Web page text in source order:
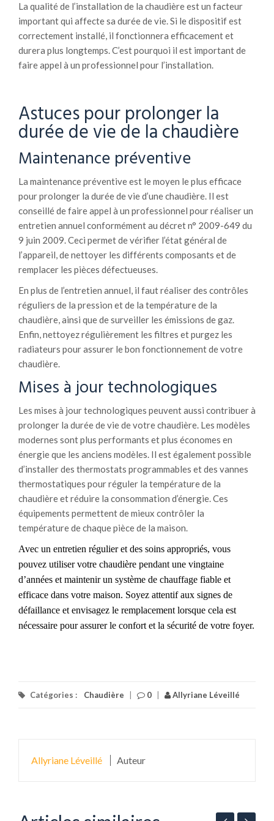
La qualité de l’installation de la chaudière est un facteur
important qui affecte sa durée de vie. Si le dispositif est
correctement installé, il fonctionnera efficacement et
durera plus longtemps. C’est pourquoi il est important de
faire appel à un professionnel pour l’installation.
Astuces pour prolonger la
durée de vie de la chaudière
Maintenance préventive
La maintenance préventive est le moyen le plus efficace
pour prolonger la durée de vie d’une chaudière. Il est
conseillé de faire appel à un professionnel pour réaliser un
entretien annuel conformément au décret n° 2009-649 du
9 juin 2009. Ceci permet de vérifier l’état général de
l’appareil, de nettoyer les différents composants et de
remplacer les pièces défectueuses.
En plus de l’entretien annuel, il faut réaliser des contrôles
réguliers de la pression et de la température de la
chaudière, ainsi que de surveiller les émissions de gaz.
Enfin, nettoyez régulièrement les filtres et purgez les
radiateurs pour assurer le bon fonctionnement de votre
chaudière.
Mises à jour technologiques
Les mises à jour technologiques peuvent aussi contribuer à
prolonger la durée de vie de votre chaudière. Les modèles
modernes sont plus performants et plus économes en
énergie que les anciens modèles. Il est également possible
d’installer des thermostats programmables et des vannes
thermostatiques pour réguler la température de la
chaudière et réduire la consommation d’énergie. Ces
équipements permettent de mieux contrôler la
température de chaque pièce de la maison.
Avec un entretien régulier et des soins appropriés, vous
pouvez utiliser votre chaudière pendant une vingtaine
d’années et maintenir un système de chauffage fiable et
efficace dans votre maison. Soyez attentif aux signes de
défaillance et envisagez le remplacement lorsque cela est
nécessaire pour assurer le confort et la sécurité de votre foyer.
Catégories : Chaudière 0 Allyriane Léveillé
Allyriane Léveillé Auteur